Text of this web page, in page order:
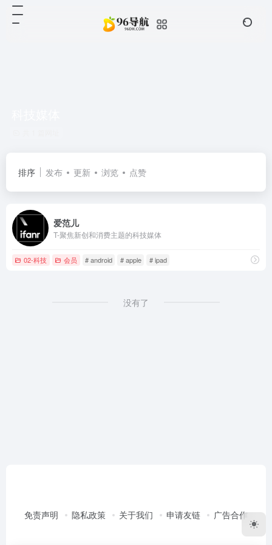
排序 发布 更新 浏览 点赞
爱范儿
T-聚焦新创和消费主题的科技媒体
02-科技 会员 # android # apple # ipad
没有了
免责声明 隐私政策 关于我们 申请友链 广告合作